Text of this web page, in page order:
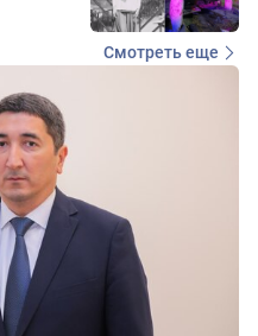
Смотреть еще